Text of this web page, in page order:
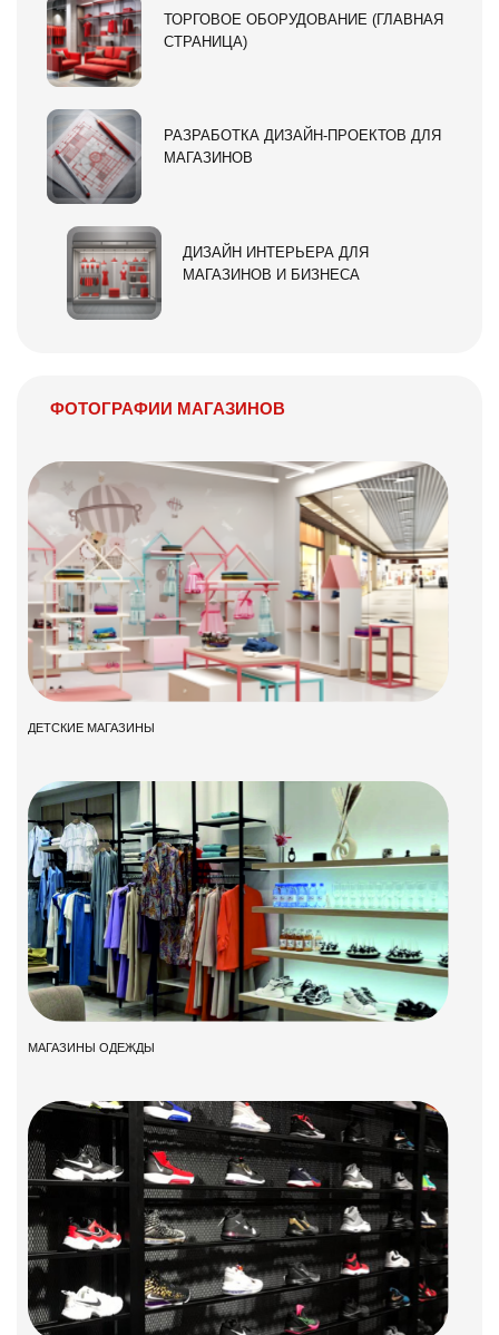
ТОРГОВОЕ ОБОРУДОВАНИЕ (ГЛАВНАЯ
СТРАНИЦА)
РАЗРАБОТКА ДИЗАЙН-ПРОЕКТОВ ДЛЯ
МАГАЗИНОВ
ДИЗАЙН ИНТЕРЬЕРА ДЛЯ
МАГАЗИНОВ И БИЗНЕСА
ФОТОГРАФИИ МАГАЗИНОВ
ДЕТСКИЕ МАГАЗИНЫ
МАГАЗИНЫ ОДЕЖДЫ